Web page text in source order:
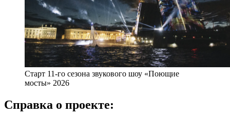
Старт 11-го сезона звукового шоу «Поющие
мосты» 2026
Справка о проекте: